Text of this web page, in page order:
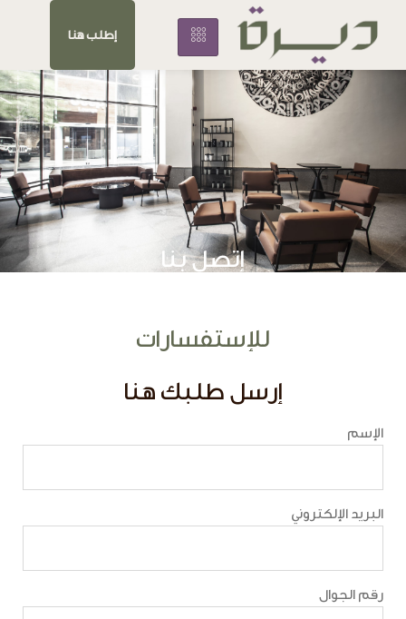
إطلب هنا
إتصل بنا
للإستفسارات
إرسل طلبك هنا
الإسم
البريد الإلكتروني
رقم الجوال